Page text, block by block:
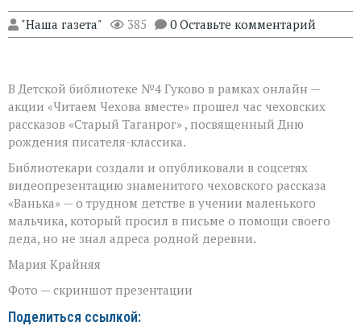
"Наша газета" 385 0 Оставьте комментарий
В Детской библиотеке №4 Гуково в рамках онлайн —
акции «Читаем Чехова вместе» прошел час чеховских
рассказов «Старый Таганрог» , посвященный Дню
рождения писателя-классика.
Библиотекари создали и опубликовали в соцсетях
видеопрезентацию знаменитого чеховского рассказа
«Ванька» — о трудном детстве в учении маленького
мальчика, который просил в письме о помощи своего
деда, но не знал адреса родной деревни.
Мария Крайняя
Фото — скриншот презентации
Поделиться ссылкой: